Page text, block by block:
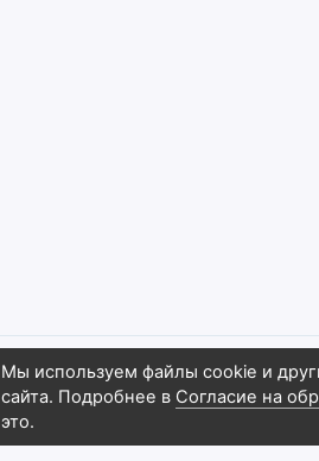
Мы используем файлы cookie и
сайта. Подробнее в Согласие на
это.
Рекламная компания "АвгустПлюс", 2026